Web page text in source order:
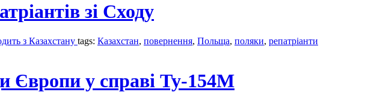
зі Сходу
з Казахстану tags: Казахстан, повернення, Польща, поляки, репатріанти
Європи у справі Ту-154М